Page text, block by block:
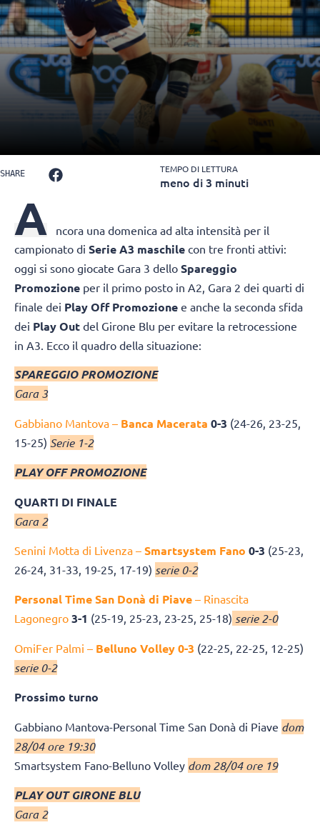
SHARE TEMPO DI LETTURA
meno di 3 minuti
A
ncora una domenica ad alta intensità per il
campionato di Serie A3 maschile con tre fronti attivi:
oggi si sono giocate Gara 3 dello Spareggio
Promozione per il primo posto in A2, Gara 2 dei quarti di
finale dei Play Off Promozione e anche la seconda sfida
dei Play Out del Girone Blu per evitare la retrocessione
in A3. Ecco il quadro della situazione:
SPAREGGIO PROMOZIONE
Gara 3
Gabbiano Mantova – Banca Macerata 0-3 (24-26, 23-25,
15-25) Serie 1-2
PLAY OFF PROMOZIONE
QUARTI DI FINALE
Gara 2
Senini Motta di Livenza – Smartsystem Fano 0-3 (25-23,
26-24, 31-33, 19-25, 17-19) serie 0-2
Personal Time San Donà di Piave – Rinascita
Lagonegro 3-1 (25-19, 25-23, 23-25, 25-18) serie 2-0
OmiFer Palmi – Belluno Volley 0-3 (22-25, 22-25, 12-25)
serie 0-2
Prossimo turno
Gabbiano Mantova-Personal Time San Donà di Piave dom
28/04 ore 19:30
Smartsystem Fano-Belluno Volley dom 28/04 ore 19
PLAY OUT GIRONE BLU
Gara 2